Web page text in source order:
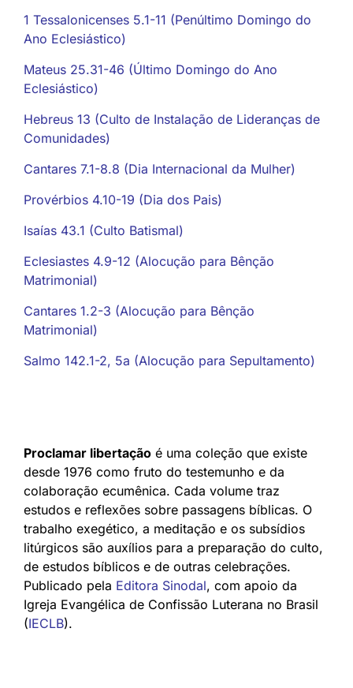
1 Tessalonicenses 5.1-11 (Penúltimo Domingo do
Ano Eclesiástico)
Mateus 25.31-46 (Último Domingo do Ano
Eclesiástico)
Hebreus 13 (Culto de Instalação de Lideranças de
Comunidades)
Cantares 7.1-8.8 (Dia Internacional da Mulher)
Provérbios 4.10-19 (Dia dos Pais)
Isaías 43.1 (Culto Batismal)
Eclesiastes 4.9-12 (Alocução para Bênção
Matrimonial)
Cantares 1.2-3 (Alocução para Bênção
Matrimonial)
Salmo 142.1-2, 5a (Alocução para Sepultamento)
Proclamar libertação é uma coleção que existe
desde 1976 como fruto do testemunho e da
colaboração ecumênica. Cada volume traz
estudos e reflexões sobre passagens bíblicas. O
trabalho exegético, a meditação e os subsídios
litúrgicos são auxílios para a preparação do culto,
de estudos bíblicos e de outras celebrações.
Publicado pela Editora Sinodal, com apoio da
Igreja Evangélica de Confissão Luterana no Brasil
(IECLB).